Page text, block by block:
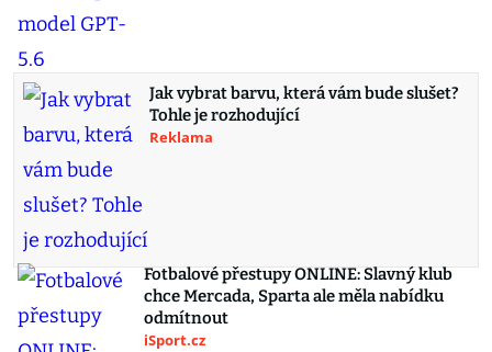
Jak vybrat barvu, která vám bude slušet?
Tohle je rozhodující
Reklama
Fotbalové přestupy ONLINE: Slavný klub
chce Mercada, Sparta ale měla nabídku
odmítnout
iSport.cz